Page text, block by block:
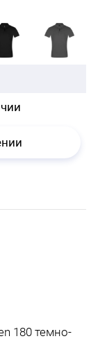
180 темно-